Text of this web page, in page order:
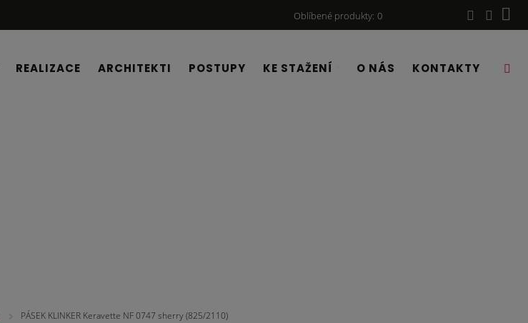
Oblíbené produkty 0
REALIZACE ARCHITEKTI POSTUPY KE STAŽENÍ O NÁS KONTAKTY
PÁSEK KLINKER Keravette NF 0747 sherry (825/2110)